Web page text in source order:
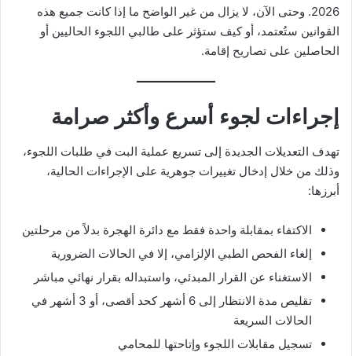
2026. وحتى الآن، لا يزال من غير الواضح ما إذا كانت جميع هذه
القوانين ستُعتمد، أو كيف ستؤثر على طالبي اللجوء الحاليين أو
الحاصلين على تصاريح إقامة.
إجراءات لجوء أسرع وأكثر صرامة
تهدف التعديلات الجديدة إلى تسريع عملية البت في طلبات اللجوء،
وذلك من خلال إدخال تغييرات جوهرية على الإجراءات الحالية،
أبرزها:
الاكتفاء بمقابلة واحدة فقط مع دائرة الهجرة بدلاً من مرحلتين
إلغاء الفحص الطبي الإلزامي، إلا في الحالات الضرورية
الاستغناء عن القرار المبدئي، واستبداله بقرار نهائي مباشر
تقليص مدة الانتظار إلى 6 أشهر كحد أقصى، أو 3 أشهر في
الحالات السريعة
تسجيل مقابلات اللجوء وإتاحتها للمحامي